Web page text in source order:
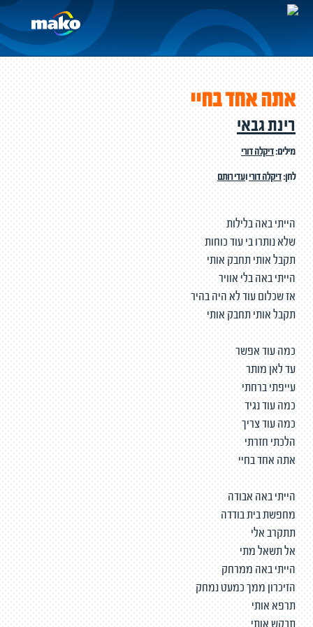
אתה אחד בחיי
רינת גבאי
מילים:דיקלה דורי
לחן:דיקלה דוריועדי רותם
הייתי באה בלילות
שלא נותרו בי עוד כוחות
תקבל אותי תחבק אותי
הייתי באה בלי אוויר
אז שכלום עוד לא היה בהיר
תקבל אותי תחבק אותי
כמה עוד אפשר
עד לאן מותר
עייפתי ברחתי
כמה עוד נגיד
כמה עוד צריך
הלכתי חזרתי
אתה אחד בחיי
הייתי באה אבודה
מחפשת בית בודדה
תתקרב אלי
אל תשאל מתי
הייתי באה ממרחק
הזיכרון ממך כמעט נמחק
תרפא אותי